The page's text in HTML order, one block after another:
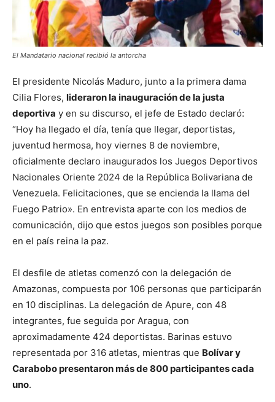
El Mandatario nacional recibió la antorcha
El presidente Nicolás Maduro, junto a la primera dama
Cilia Flores, lideraron la inauguración de la justa
deportiva y en su discurso, el jefe de Estado declaró:
“Hoy ha llegado el día, tenía que llegar, deportistas,
juventud hermosa, hoy viernes 8 de noviembre,
oficialmente declaro inaugurados los Juegos Deportivos
Nacionales Oriente 2024 de la República Bolivariana de
Venezuela. Felicitaciones, que se encienda la llama del
Fuego Patrio». En entrevista aparte con los medios de
comunicación, dijo que estos juegos son posibles porque
en el país reina la paz.
El desfile de atletas comenzó con la delegación de
Amazonas, compuesta por 106 personas que participarán
en 10 disciplinas. La delegación de Apure, con 48
integrantes, fue seguida por Aragua, con
aproximadamente 424 deportistas. Barinas estuvo
representada por 316 atletas, mientras que Bolívar y
Carabobo presentaron más de 800 participantes cada
uno.